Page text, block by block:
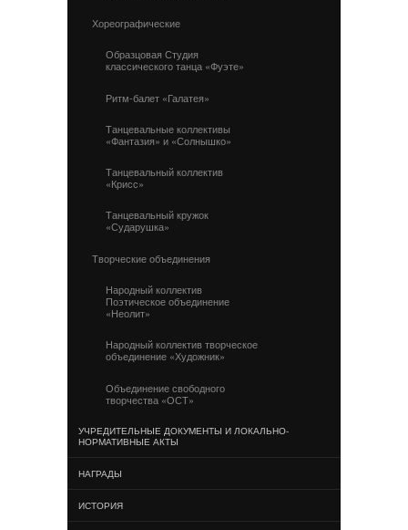
Хореографические
Образцовая Студия
классического танца «Фуэте»
Ритм-балет «Галатея»
Танцевальные коллективы
«Фантазия» и «Солнышко»
Танцевальный коллектив
«Крисс»
Танцевальный кружок
«Сударушка»
Творческие объединения
Народный коллектив
Поэтическое объединение
«Неолит»
Народный коллектив творческое
объединение «Художник»
Объединение свободного
творчества «ОСТ»
УЧРЕДИТЕЛЬНЫЕ ДОКУМЕНТЫ И ЛОКАЛЬНО-
НОРМАТИВНЫЕ АКТЫ
НАГРАДЫ
ИСТОРИЯ